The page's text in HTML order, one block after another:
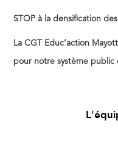
STOP à la densification
La CGT Educ’action
pour notre système public